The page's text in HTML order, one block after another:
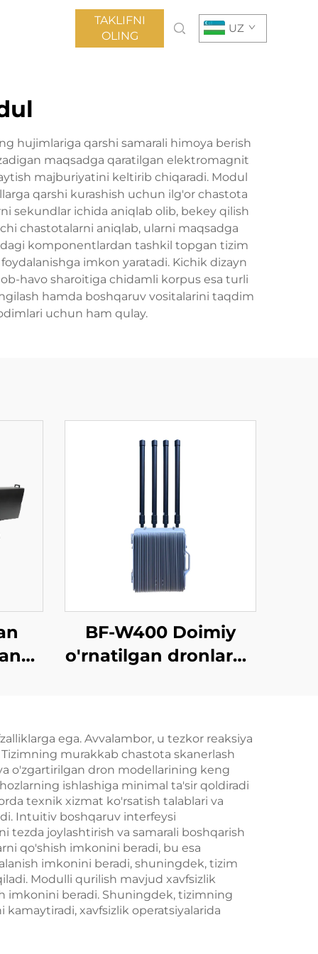
TAKLIFNI
OLING
UZ
hujimlariga qarshi samarali himoya berish
maqsadga qaratilgan elektromagnit
majburiyatini keltirib chiqaradi. Modul
qarshi kurashish uchun ilg'or chastota
sekundlar ichida aniqlab olib, bekey qilish
chastotalarni aniqlab, ularni maqsadga
komponentlardan tashkil topgan tizim
imkon yaratadi. Kichik dizayn
havo sharoitiga chidamli korpus esa turli
hamda boshqaruv vositalarini taqdim
uchun ham qulay.
BF-W400 Doimiy
o'rnatilgan dronlarga
ega. Avvalambor, u tezkor reaksiya
murakkab chastota skanerlash
o'zgartirilgan dron modellarining keng
ishlashiga minimal ta'sir qoldiradi
texnik xizmat ko'rsatish talablari va
Intuitiv boshqaruv interfeysi
joylashtirish va samarali boshqarish
qo'shish imkonini beradi, bu esa
imkonini beradi, shuningdek, tizim
Modulli qurilish mavjud xavfsizlik
imkonini beradi. Shuningdek, tizimning
xavfsizlik operatsiyalarida